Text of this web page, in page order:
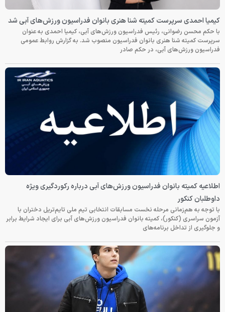
کیمیا احمدی سرپرست کمیته شنا هنری بانوان فدراسیون ورزش‌های آبی شد
با حکم محسن رضوانی، رئیس فدراسیون ورزش‌های آبی، کیمیا احمدی به عنوان
سرپرست کمیته شنا هنری بانوان فدراسیون منصوب شد. به گزارش روابط عمومی
فدراسیون ورزش‌های آبی، در حکم صادر
اطلاعیه کمیته بانوان فدراسیون ورزش‌های آبی درباره رکوردگیری ویژه
داوطلبان کنکور
با توجه به هم‌زمانی مرحله نخست مسابقات انتخابی تیم ملی تایم‌تریل دختران با
آزمون سراسری (کنکور)، کمیته بانوان فدراسیون ورزش‌های آبی برای ایجاد شرایط برابر
و جلوگیری از تداخل برنامه‌های